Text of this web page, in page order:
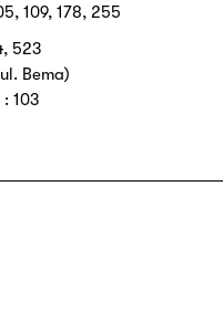
109, 178, 255
523
Bema)
103